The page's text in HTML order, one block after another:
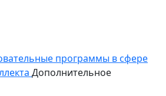
программы в сфере
Дополнительное